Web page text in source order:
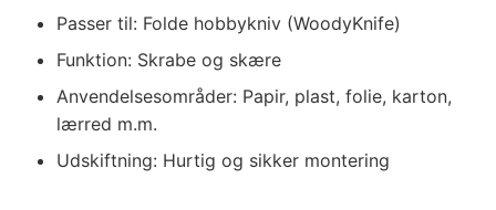
Passer til: Folde hobbykniv (WoodyKnife)
Funktion: Skrabe og skære
Anvendelsesområder: Papir, plast, folie, karton,
lærred m.m.
Udskiftning: Hurtig og sikker montering